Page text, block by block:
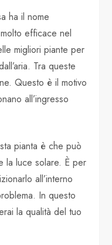
ha il nome
efficace nel
migliori piante per
Tra queste
Questo è il motivo
all’ingresso
pianta è che può
la luce solare. È per
all’interno
In questo
la qualità del tuo